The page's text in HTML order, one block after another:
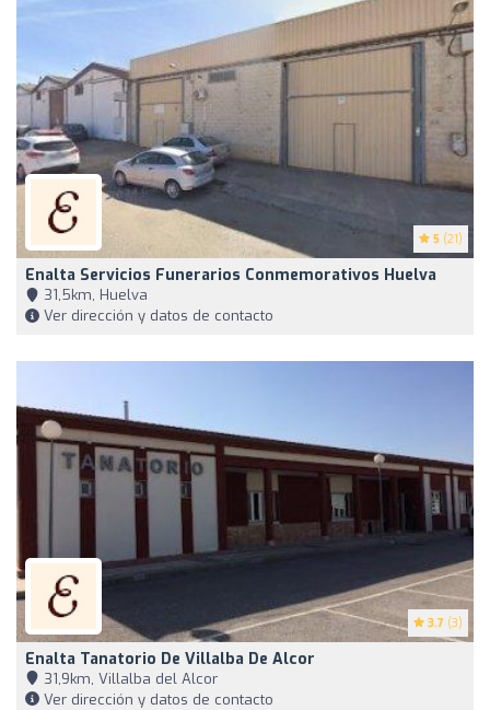
5 (21)
Enalta Servicios Funerarios Conmemorativos Huelva
31,5km, Huelva
Ver dirección y datos de contacto
3.7 (3)
Enalta Tanatorio De Villalba De Alcor
31,9km, Villalba del Alcor
Ver dirección y datos de contacto